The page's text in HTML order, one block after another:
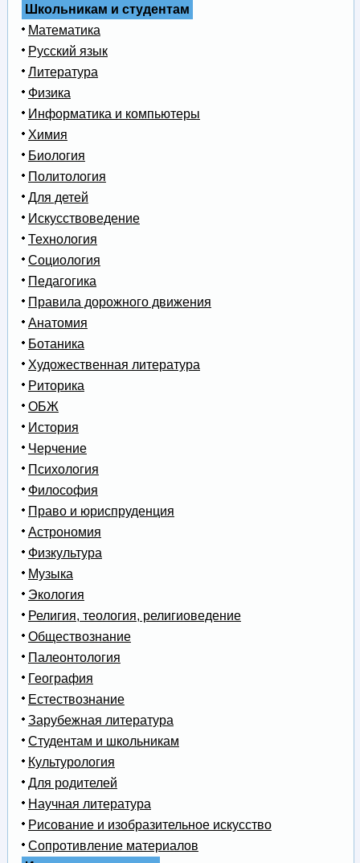
Школьникам и студентам
Математика
Русский язык
Литература
Физика
Информатика и компьютеры
Химия
Биология
Политология
Для детей
Искусствоведение
Технология
Социология
Педагогика
Правила дорожного движения
Анатомия
Ботаника
Художественная литература
Риторика
ОБЖ
История
Черчение
Психология
Философия
Право и юриспруденция
Астрономия
Физкультура
Музыка
Экология
Религия, теология, религиоведение
Обществознание
Палеонтология
География
Естествознание
Зарубежная литература
Студентам и школьникам
Культурология
Для родителей
Научная литература
Рисование и изобразительное искусство
Сопротивление материалов